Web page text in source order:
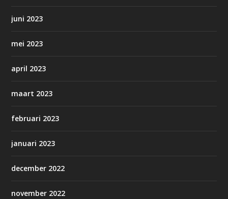
juni 2023
mei 2023
april 2023
maart 2023
februari 2023
januari 2023
december 2022
november 2022